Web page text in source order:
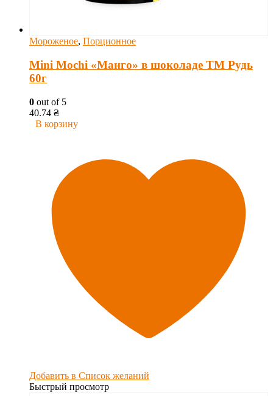
Мороженое, Порционное
Mini Mochi «Манго» в шоколаде ТМ Рудь
60г
0 out of 5
40.74 ₴
В корзину
Добавить в Список желаний
Быстрый просмотр